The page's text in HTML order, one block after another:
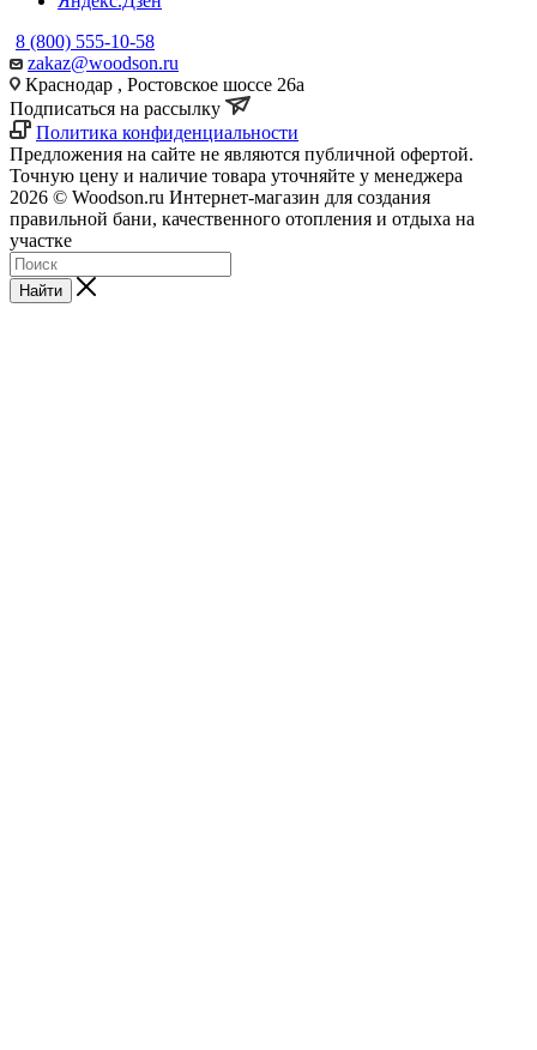
8 (800) 555-10-58
zakaz@woodson.ru
Краснодар , Ростовское шоссе 26а
Подписаться на рассылку
Политика конфиденциальности
Предложения на сайте не являются публичной офертой.
Точную цену и наличие товара уточняйте у менеджера
2026 © Woodson.ru Интернет-магазин для создания
правильной бани, качественного отопления и отдыха на
участке
Найти